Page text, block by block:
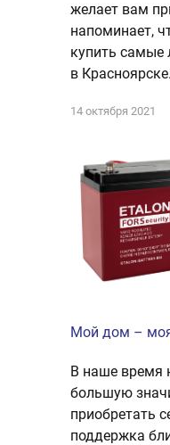
желает вам
напоминает,
купить самые
в Красноярске.
14 октября 2021
Мой дом –
В наше время
большую
приобретать
поддержка